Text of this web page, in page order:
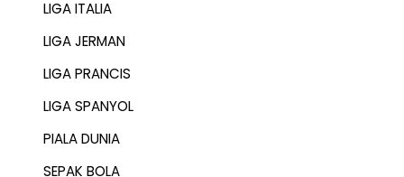
LIGA ITALIA
LIGA JERMAN
LIGA PRANCIS
LIGA SPANYOL
PIALA DUNIA
SEPAK BOLA